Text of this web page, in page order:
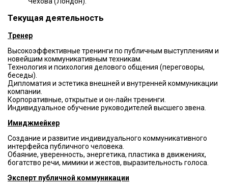
Текущая деятельность
Тренер
Высокоэффективные тренинги по публичным выступлениям и
новейшим коммуникативным техникам.
Технология и психология делового общения (переговоры,
беседы).
Дипломатия и эстетика внешней и внутренней коммуникации
компании.
Корпоративные, открытые и он-лайн тренинги.
Индивидуальное обучение руководителей высшего звена.
Имиджмейкер
Создание и развитие индивидуального коммуникативного
интерфейса публичного человека.
Обаяние, уверенность, энергетика, пластика в движениях,
богатство речи, мимики и жестов, выразительность голоса.
Эксперт публичной коммуникации